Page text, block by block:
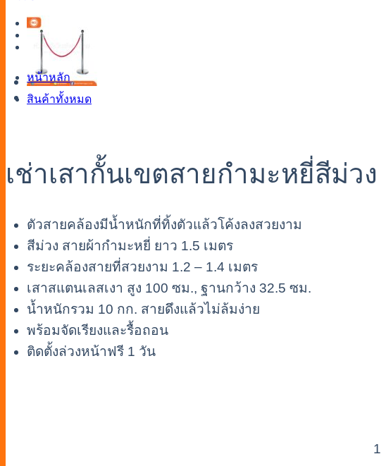
Menu
Catalog
Line
หน้าหลัก
สินค้าทั้งหมด
เช่าเสากั้นเขตสายกำมะหยี่สีม่วง
ตัวสายคล้องมีน้ำหนักที่ทิ้งตัวแล้วโค้งลงสวยงาม
สีม่วง สายผ้ากำมะหยี่ ยาว 1.5 เมตร
ระยะคล้องสายที่สวยงาม 1.2 – 1.4 เมตร
เสาสแตนเลสเงา สูง 100 ซม., ฐานกว้าง 32.5 ซม.
น้ำหนักรวม 10 กก. สายดึงแล้วไม่ล้มง่าย
พร้อมจัดเรียงและรื้อถอน
ติดตั้งล่วงหน้าฟรี 1 วัน
1